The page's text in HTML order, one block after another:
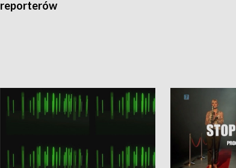
reporterów